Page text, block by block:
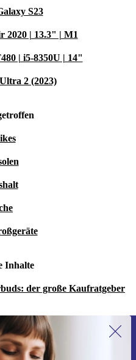
S23
2020 | 13.3" | M1
| i5-8350U | 14"
2 (2023)
Inhalte
der große Kaufratgeber
anmelden,